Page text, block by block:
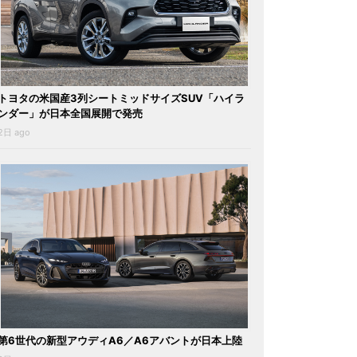
ヨタの米国産3列シートミッドサイズSUV「ハイラ
ダー」が日本全国展開で発売
日 ago
6世代の新型アウディA6／A6アバントが日本上陸